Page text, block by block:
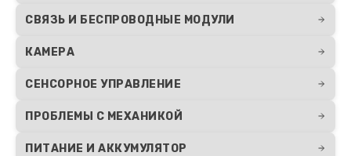
СВЯЗЬ И БЕСПРОВОДНЫЕ МОДУЛИ
КАМЕРА
СЕНСОРНОЕ УПРАВЛЕНИЕ
ПРОБЛЕМЫ С МЕХАНИКОЙ
ПИТАНИЕ И АККУМУЛЯТОР